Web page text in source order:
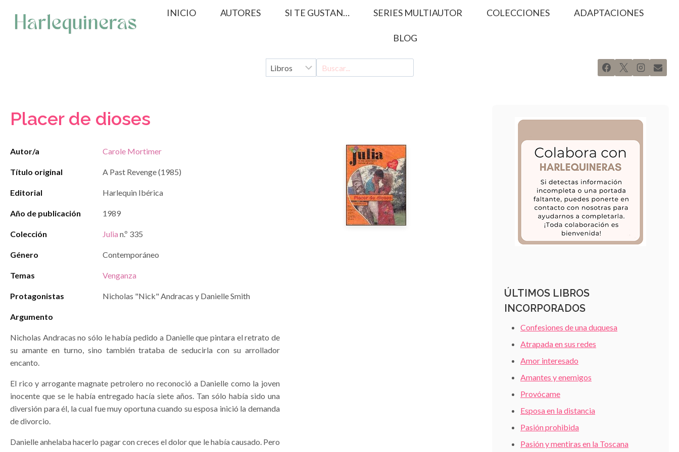
contenido
INICIO AUTORES SI TE GUSTAN… SERIES MULTIAUTOR COLECCIONES ADAPTACIONES
BLOG
Placer de dioses
Autor/a Carole Mortimer
Título original A Past Revenge (1985)
Editorial Harlequin Ibérica
Año de publicación 1989
Colección Julia n.º 335
Género Contemporáneo
Temas Venganza
Protagonistas Nicholas "Nick" Andracas y Danielle Smith
Argumento
Nicholas Andracas no sólo le había pedido a Danielle que pintara el retrato de
su amante en turno, sino también trataba de seducirla con su arrollador
encanto.
El rico y arrogante magnate petrolero no reconoció a Danielle como la joven
inocente que se le había entregado hacía siete años. Tan sólo había sido una
diversión para él, la cual fue muy oportuna cuando su esposa inició la demanda
de divorcio.
Danielle anhelaba hacerlo pagar con creces el dolor que le había causado. Pero
ÚLTIMOS LIBROS
INCORPORADOS
Confesiones de una duquesa
Atrapada en sus redes
Amor interesado
Amantes y enemigos
Provócame
Esposa en la distancia
Pasión prohibida
Pasión y mentiras en la Toscana